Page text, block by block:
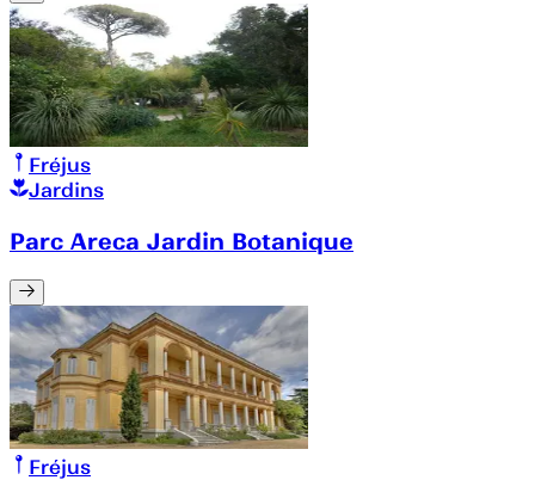
Fréjus
Jardins
Parc Areca Jardin Botanique
Fréjus